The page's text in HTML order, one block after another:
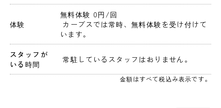
体験
無料体験 0円 /回
います。
スタッフが
いる時間
常駐しているスタッフはおりません。
金額はすべて税込み表示です。